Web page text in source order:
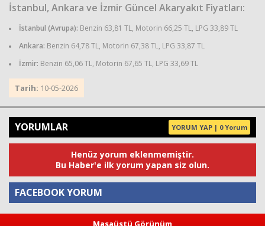
İstanbul, Ankara ve İzmir Güncel Akaryakıt Fiyatları:
İstanbul (Avrupa): Benzin 63,81 TL, Motorin 66,25 TL, LPG 33,89 TL
Ankara: Benzin 64,78 TL, Motorin 67,38 TL, LPG 33,87 TL
İzmir: Benzin 65,06 TL, Motorin 67,65 TL, LPG 33,69 TL
Tarih: 10-05-2026
YORUMLAR YORUM YAP | 0 Yorum
Henüz yorum eklenmemiştir.
Bu Haber'e ilk yorum yapan siz olun.
FACEBOOK YORUM
Masaüstü Görünüm